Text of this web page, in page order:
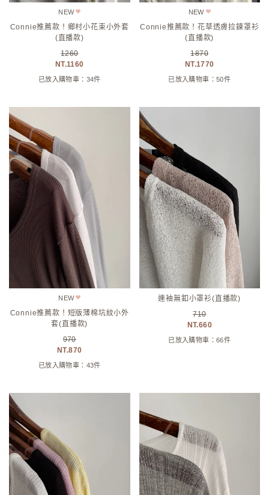
NEW
Connie推薦款！鄉村小花束小外套
(直播款)
1260
1160
已放入購物車：34件
NEW
Connie推薦款！花草透膚拉鍊罩衫
(直播款)
1870
1770
已放入購物車：50件
NEW
Connie推薦款！短版薄棉坑紋小外
套(直播款)
970
870
已放入購物車：43件
連袖無釦小罩衫(直播款)
710
660
已放入購物車：66件